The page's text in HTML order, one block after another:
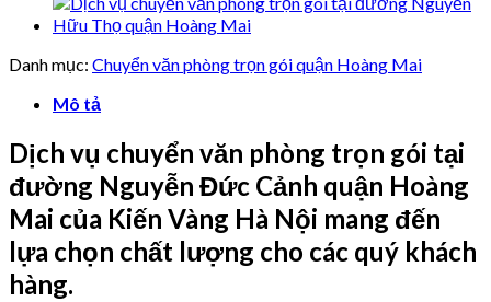
Danh mục: Chuyển văn phòng trọn gói quận Hoàng Mai
Mô tả
Dịch vụ chuyển văn phòng trọn gói tại
đường Nguyễn Đức Cảnh quận Hoàng
Mai của Kiến Vàng Hà Nội mang đến
lựa chọn chất lượng cho các quý khách
hàng.